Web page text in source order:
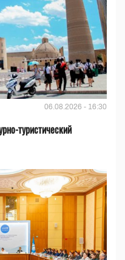
06.08.2026 - 16:30
туристический